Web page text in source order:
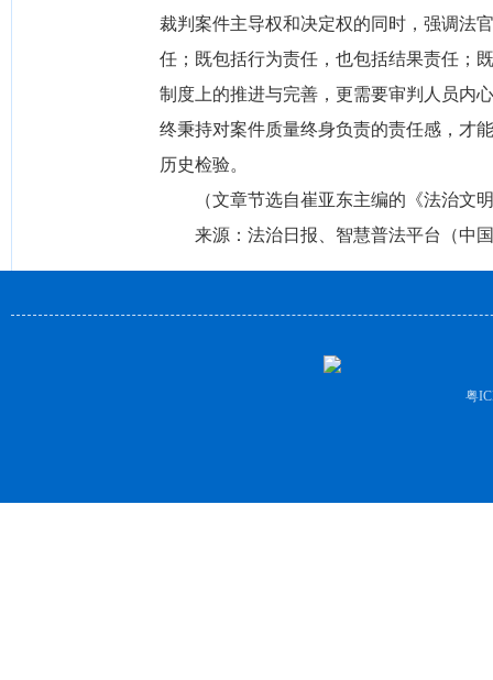
裁判案件主导权和决定权的同时，强调法
任；既包括行为责任，也包括结果责任；
制度上的推进与完善，更需要审判人员内
终秉持对案件质量终身负责的责任感，才
历史检验。
（文章节选自崔亚东主编的《法治文明
来源：法治日报、智慧普法平台（中
粤